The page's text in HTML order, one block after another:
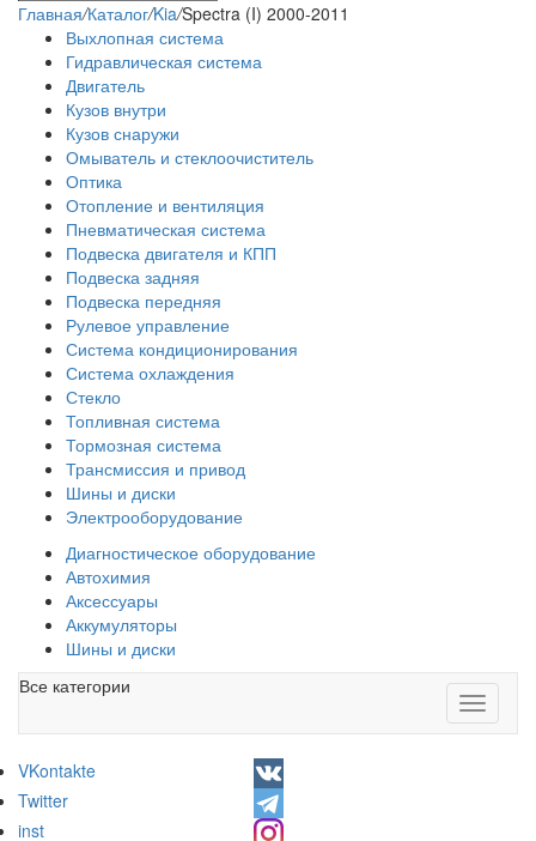
Главная/Каталог/Kia/Spectra (I) 2000-2011
Выхлопная система
Гидравлическая система
Двигатель
Кузов внутри
Кузов снаружи
Омыватель и стеклоочиститель
Оптика
Отопление и вентиляция
Пневматическая система
Подвеска двигателя и КПП
Подвеска задняя
Подвеска передняя
Рулевое управление
Система кондиционирования
Система охлаждения
Стекло
Топливная система
Тормозная система
Трансмиссия и привод
Шины и диски
Электрооборудование
Диагностическое оборудование
Автохимия
Аксессуары
Аккумуляторы
Шины и диски
Toggle
Все категории
VKontakte
Twitter
inst